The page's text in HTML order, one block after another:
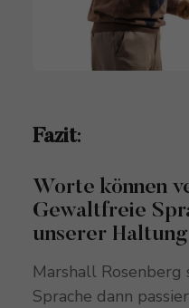
Fazit:
Worte können
Gewaltfreie
unserer Haltung
Marshall
Sprache dann